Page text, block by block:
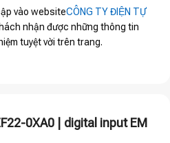
vào websiteCÔNG TY ĐIỆN TỰ
nhận được những thông tin
tuyệt vời trên trang.
0XA0 | digital input EM